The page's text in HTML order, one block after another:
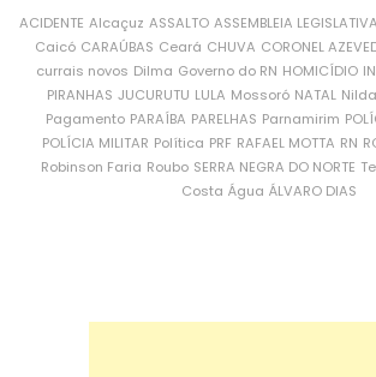
ACIDENTE Alcaçuz ASSALTO ASSEMBLEIA
Caicó CARAÚBAS Ceará CHUVA CORONEL
currais novos Dilma Governo do RN HOMICÍDIO
PIRANHAS JUCURUTU LULA Mossoró NATAL Nilda
Pagamento PARAÍBA PARELHAS Parnamirim
POLÍCIA MILITAR Política PRF RAFAEL MOTTA RN
Robinson Faria Roubo SERRA NEGRA DO NORTE
Costa Água ÁLVARO DIAS